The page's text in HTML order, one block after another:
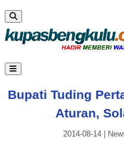
Bupati Tuding
Aturan,
2014-08-14